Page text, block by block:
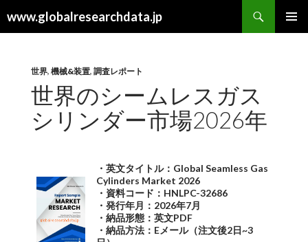
www.globalresearchdata.jp
索
世界, 機械&装置, 調査レポート
世界のシームレスガス
シリンダー市場2026年
・英文タイトル：Global Seamless Gas
Cylinders Market 2026
・資料コード：HNLPC-32686
・発行年月：2026年7月
・納品形態：英文PDF
・納品方法：Eメール（注文後2日~3